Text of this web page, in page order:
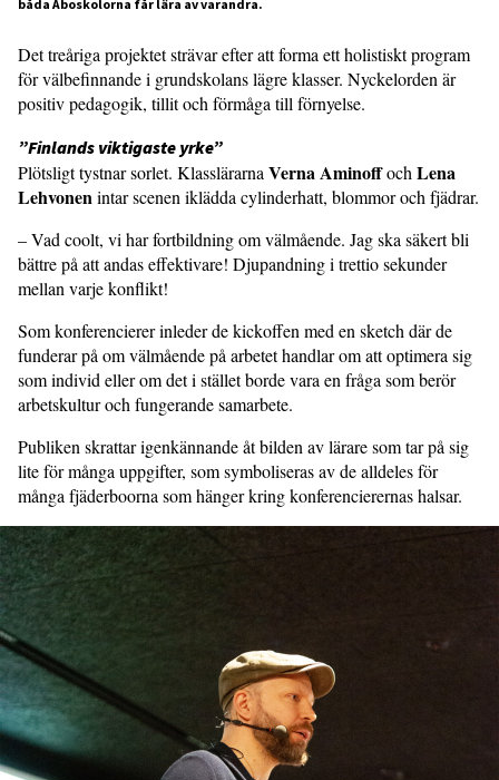
båda Åboskolorna får lära av varandra.
Det treåriga projektet strävar efter att forma ett holistiskt program
för välbe­finnande i grundskolans lägre klasser. Nyckelorden är
positiv pedagogik, tillit och förmåga till förnyelse.
”Finlands viktigaste yrke”
Plötsligt tystnar sorlet. Klasslärarna Verna Aminoffoch Lena
Lehvonenintar scenen iklädda cylinderhatt, blommor och fjädrar.
– Vad coolt, vi har fortbildning om väl­mående. Jag ska säkert bli
bättre på att andas effektivare! Djupandning i trettio sekunder
mellan varje konflikt!
Som konferencierer inleder de kick­offen med en sketch där de
funderar på om välmående på arbetet handlar om att optimera sig
som individ eller om det i stället borde vara en fråga som berör
arbetskultur och fungerande samarbete.
Publiken skrattar igenkännande åt bilden av lärare som tar på sig
lite för många uppgifter, som symboliseras av de alldeles för
många fjäderboorna som hänger kring konferencierernas halsar.